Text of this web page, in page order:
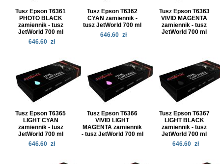
Tusz Epson T6361
PHOTO BLACK
zamiennik - tusz
JetWorld 700 ml
646.60 zł
Tusz Epson T6362
CYAN zamiennik -
tusz JetWorld 700 ml
646.60 zł
Tusz Epson T6363
VIVID MAGENTA
zamiennik - tusz
JetWorld 700 ml
Tusz Epson T6365
LIGHT CYAN
zamiennik - tusz
JetWorld 700 ml
646.60 zł
Tusz Epson T6366
VIVID LIGHT
MAGENTA zamiennik
- tusz JetWorld 700 ml
Tusz Epson T6367
LIGHT BLACK
zamiennik - tusz
JetWorld 700 ml
646.60 zł